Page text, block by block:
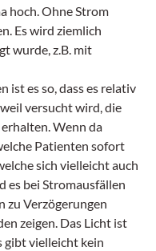
hoch. Ohne Strom
Es wird ziemlich
wurde, z.B. mit
ist es so, dass es relativ
versucht wird, die
Wenn da
Patienten sofort
sich vielleicht auch
es bei Stromausfällen
zu Verzögerungen
zeigen. Das Licht ist
gibt vielleicht kein